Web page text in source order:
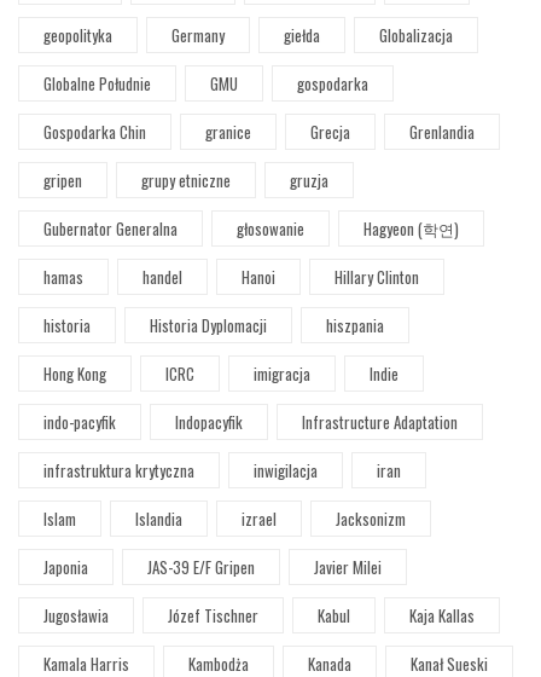
geopolityka
Germany giełda
Globalizacja
Globalne Południe
GMU
gospodarka
Gospodarka Chin
granice Grecja
Grenlandia
gripen
grupy etniczne
gruzja
Gubernator Generalna
głosowanie
Hagyeon (학연)
hamas
handel Hanoi
Hillary Clinton
historia
Historia Dyplomacji
hiszpania
Hong Kong
ICRC imigracja
Indie
indo-pacyfik
Indopacyfik
Infrastructure Adaptation
infrastruktura krytyczna
inwigilacja
iran
Islam
Islandia izrael
Jacksonizm
Japonia
JAS-39 E/F Gripen
Javier Milei
Jugosławia
Józef Tischner Kabul
Kaja Kallas
Kamala Harris
Kambodża Kanada
Kanał Sueski